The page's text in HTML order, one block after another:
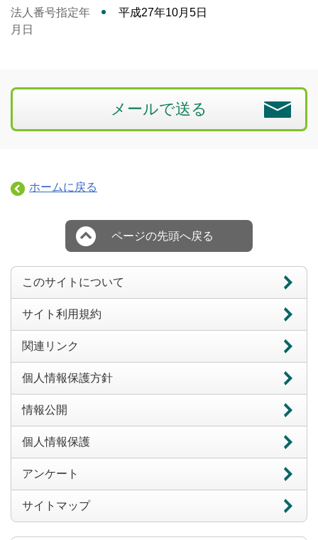
法人番号指定年
月日
平成27年10月5日
メールで送る
ホームに戻る
ページの先頭へ戻る
このサイトについて
サイト利用規約
関連リンク
個人情報保護方針
情報公開
個人情報保護
アンケート
サイトマップ